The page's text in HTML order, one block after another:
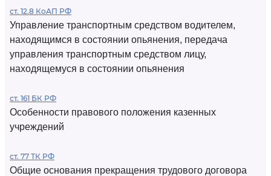
ст. 12.8 КоАП РФ
Управление транспортным средством водителем,
находящимся в состоянии опьянения, передача
управления транспортным средством лицу,
находящемуся в состоянии опьянения
ст. 161 БК РФ
Особенности правового положения казенных
учреждений
ст. 77 ТК РФ
Общие основания прекращения трудового договора